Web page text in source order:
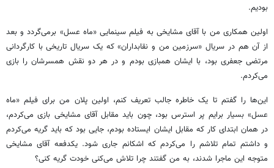
بودیم.
اولین همکاری من با آقای مشایخی به فیلم سینمایی «ماه عسل» برمی‌گردد و بعد
از آن هم در سریال «سرزمین من و نقابداران» که یک سریال تاریخی با کارگردانی
مرتضی جعفری بود، با ایشان همبازی بودم و در هر دو نقش همسرشان را بازی
می‌کردم.
این‌ها را گفتم تا یک خاطره جالب تعریف کنم، اولین پلان من برای فیلم «ماه
عسل» بسیار برایم پر استرس بود، چون باید مقابل آقای مشایخی بازی می‌کردم،
در همان ابتدای کار که مقابل ایشان ایستاده بودم، جایی بود که باید گریه می‌کردم
و داشتم تمام تلاشم را می‌کردم که اشکانم جاری شود. یکدفعه آقای مشایخی
متوجه این ماجرا شدند، به من گفتند چرا تلاش می‌کنی خودت گریه کنی؟